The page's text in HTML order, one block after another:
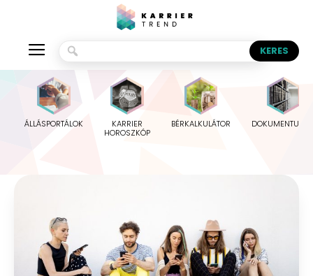
ÁLLÁSPORTÁLOK
KARRIER
HOROSZKÓP
BÉRKALKULÁTOR